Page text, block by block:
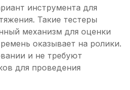
инструмента для
Такие тестеры
механизм для оценки
оказывает на ролики.
и не требуют
для проведения